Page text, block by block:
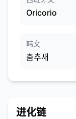
Oricorio
韩文
춤추새
进化链